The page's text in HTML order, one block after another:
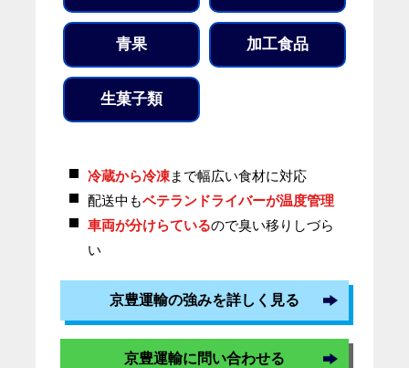
青果 加工食品
生菓子類
冷蔵から冷凍まで幅広い食材に対応
配送中もベテランドライバーが温度管理
車両が分けらているので臭い移りしづら
い
京豊運輸の強みを詳しく見る
京豊運輸に問い合わせる